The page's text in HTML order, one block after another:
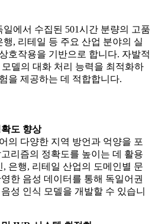
에서 수집된 501시간 분량의 고품
, 리테일 등 주요 산업 분야의 실
호작용을 기반으로 합니다. 자발적
델의 대화 처리 능력을 최적화하
을 제공하는 데 적합합니다.
도 향상
의 다양한 지역 방언과 억양을 포
리즘의 정확도를 높이는 데 활용
, 은행, 리테일 산업의 도메인별 문
한 음성 데이터를 통해 독일어권
성 인식 모델을 개발할 수 있습니